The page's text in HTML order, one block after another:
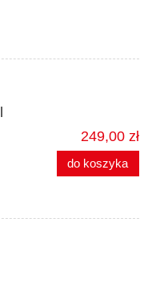
249,00 zł
do koszyka